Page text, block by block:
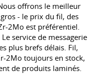
offrons le meilleur
- le prix du fil, des
2Mo est préférentiel.
service de messagerie
plus brefs délais. Fil,
2Mo toujours en stock,
de produits laminés.